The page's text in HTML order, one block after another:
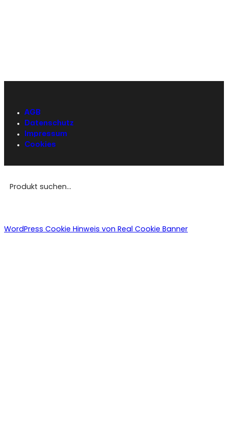
AGB
Datenschutz
Impressum
Cookies
WordPress Cookie Hinweis von Real Cookie Banner